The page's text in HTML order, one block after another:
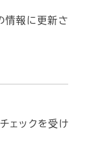
情報に更新さ
ェックを受け